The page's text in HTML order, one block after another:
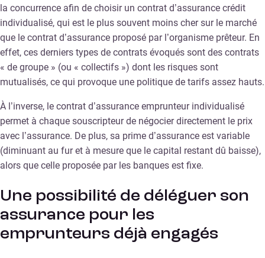
la concurrence afin de choisir un contrat d’assurance crédit
individualisé, qui est le plus souvent moins cher sur le marché
que le contrat d’assurance proposé par l’organisme prêteur. En
effet, ces derniers types de contrats évoqués sont des contrats
« de groupe » (ou « collectifs ») dont les risques sont
mutualisés, ce qui provoque une politique de tarifs assez hauts.
À l’inverse, le contrat d’assurance emprunteur individualisé
permet à chaque souscripteur de négocier directement le prix
avec l’assurance. De plus, sa prime d’assurance est variable
(diminuant au fur et à mesure que le capital restant dû baisse),
alors que celle proposée par les banques est fixe.
Une possibilité de déléguer son
assurance pour les
emprunteurs déjà engagés